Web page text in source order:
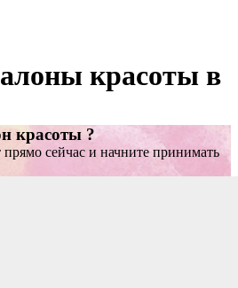
красоты в
красоты ?
прямо сейчас и начните принимать